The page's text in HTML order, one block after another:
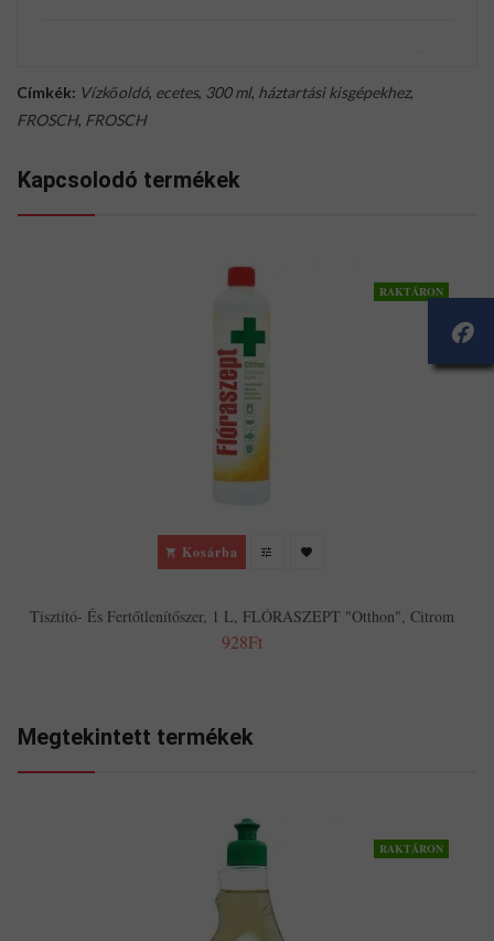
Címkék: Vízkőoldó, ecetes, 300 ml, háztartási kisgépekhez,
FROSCH, FROSCH
Kapcsolodó termékek
RAKTÁRON
Kosárba
Tisztító- És Fertőtlenítőszer, 1 L, FLÓRASZEPT "Otthon", Citrom
928Ft
Megtekintett termékek
RAKTÁRON